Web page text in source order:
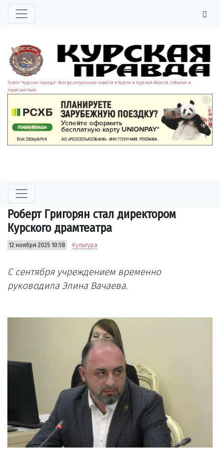
Газета "Курская правда". Всегда актуальные новости в Курске и Курской области. События и
происшествия.
Роберт Григорян стал директором
Курского драмтеатра
12 ноября 2025 10:58 Культура
С сентября учреждением временно
руководила Элина Вачаева.